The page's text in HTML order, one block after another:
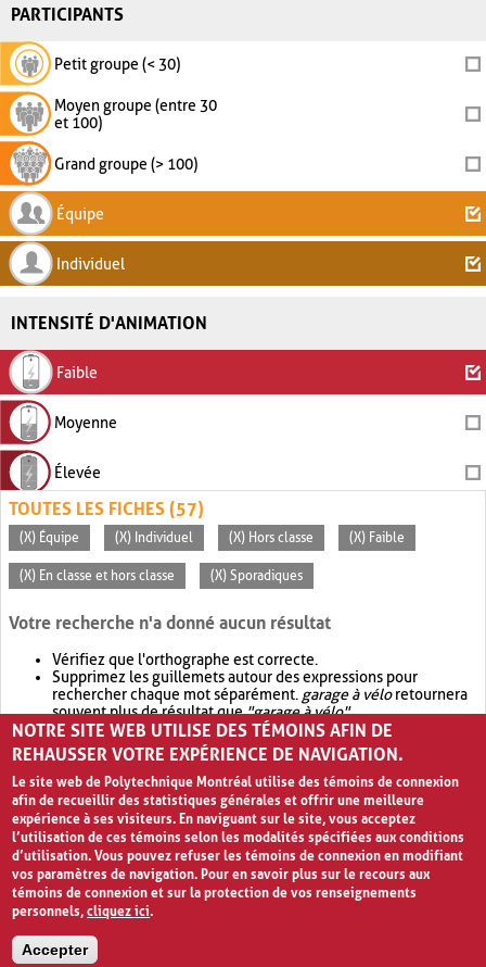
PARTICIPANTS
Petit groupe (< 30)
Moyen groupe (entre 30
et 100)
Grand groupe (> 100)
Équipe
Individuel
INTENSITÉ D'ANIMATION
Faible
Moyenne
Élevée
TOUTES LES FICHES (57)
(X) Équipe (X) Individuel (X) Hors classe (X) Faible
(X) En classe et hors classe (X) Sporadiques
Votre recherche n'a donné aucun résultat
Vérifiez que l'orthographe est correcte.
Supprimez les guillemets autour des expressions pour
rechercher chaque mot séparément. garage à véloretournera
souvent plus de résultat que"garage à vélo".
Envisagez d'élargir votre recherche avec OR.garage OR vélo
retournera souvent plus de résultat quegarage à vélo
NOTRE SITE WEB UTILISE DES TÉMOINS AFIN DE
REHAUSSER VOTRE EXPÉRIENCE DE NAVIGATION.
Le site web de Polytechnique Montréal utilise des témoins de connexion
afin de recueillir des statistiques générales et offrir une meilleure
expérience à ses visiteurs. En naviguant sur le site, vous acceptez
l’utilisation de ces témoins selon les modalités spécifiées aux conditions
d’utilisation. Vous pouvez refuser les témoins de connexion en modifiant
vos paramètres de navigation. Pour en savoir plus sur le recours aux
témoins de connexion et sur la protection de vos renseignements
personnels,cliquez ici.
Accepter